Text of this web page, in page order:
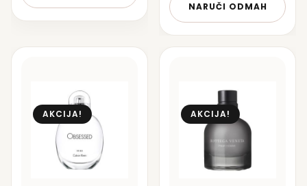
NARUČI ODMAH
AKCIJA! AKCIJA!